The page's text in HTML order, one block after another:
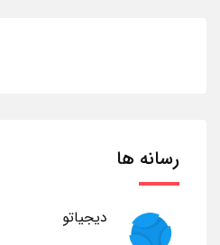
رسانه ها
دیجیاتو